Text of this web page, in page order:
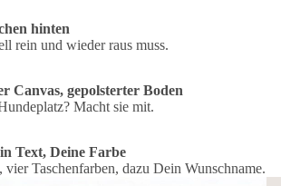
hinten
rein und wieder raus muss.
Canvas, gepolsterter Boden
Macht sie mit.
Text, Deine Farbe
Taschenfarben, dazu Dein Wunschname.